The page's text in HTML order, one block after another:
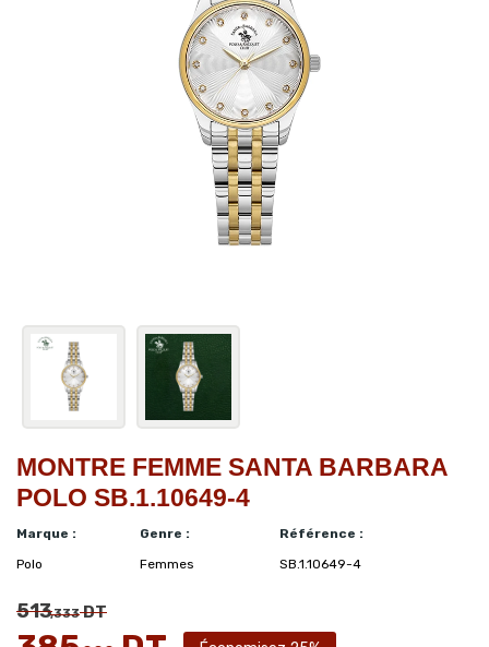
MONTRE FEMME SANTA BARBARA
POLO SB.1.10649-4
Marque :
Polo
Genre :
Femmes
Référence :
SB.1.10649-4
513,333DT